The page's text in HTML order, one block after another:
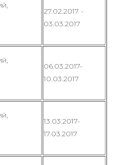
27.02.2017 -
03.03.2017
06.03.2017-
10.03.2017
13.03.2017-
17.03.2017